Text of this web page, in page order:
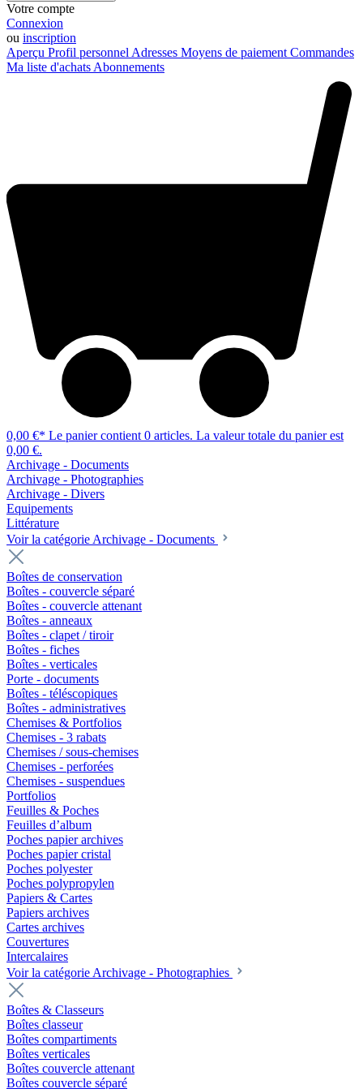
Votre compte
Connexion
ou inscription
Aperçu Profil personnel Adresses Moyens de paiement Commandes
Ma liste d'achats Abonnements
0,00 €* Le panier contient 0 articles. La valeur totale du panier est
0,00 €.
Archivage - Documents
Archivage - Photographies
Archivage - Divers
Equipements
Littérature
Voir la catégorie Archivage - Documents
Boîtes de conservation
Boîtes - couvercle séparé
Boîtes - couvercle attenant
Boîtes - anneaux
Boîtes - clapet / tiroir
Boîtes - fiches
Boîtes - verticales
Porte - documents
Boîtes - téléscopiques
Boîtes - administratives
Chemises & Portfolios
Chemises - 3 rabats
Chemises / sous-chemises
Chemises - perforées
Chemises - suspendues
Portfolios
Feuilles & Poches
Feuilles d’album
Poches papier archives
Poches papier cristal
Poches polyester
Poches polypropylen
Papiers & Cartes
Papiers archives
Cartes archives
Couvertures
Intercalaires
Voir la catégorie Archivage - Photographies
Boîtes & Classeurs
Boîtes classeur
Boîtes compartiments
Boîtes verticales
Boîtes couvercle attenant
Boîtes couvercle séparé